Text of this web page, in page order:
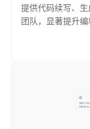
提供代码续写、
团队，显著提升编